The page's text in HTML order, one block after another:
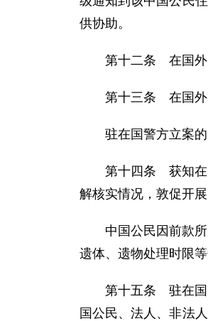
供协助。
第十二条 在国外
第十三条 在国外
驻在国警方立案
第十四条 获知在
解核实情况，敦促开
中国公民因前款
遗体、遗物处理时限
第十五条 驻在国
国公民、法人、非法